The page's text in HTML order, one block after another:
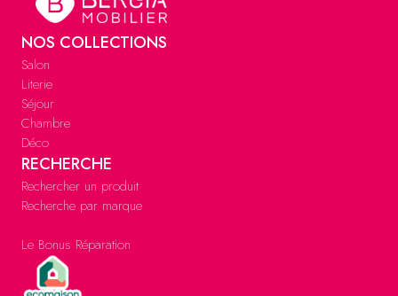
NOS COLLECTIONS
Salon
Literie
Séjour
Chambre
Déco
RECHERCHE
Rechercher un produit
Recherche par marque
Le Bonus Réparation